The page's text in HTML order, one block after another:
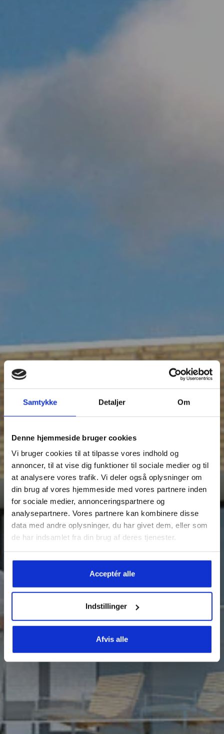
Samtykke Detaljer Om
Denne hjemmeside bruger cookies
Vi bruger cookies til at tilpasse vores indhold og
annoncer, til at vise dig funktioner til sociale medier og til
at analysere vores trafik. Vi deler også oplysninger om
din brug af vores hjemmeside med vores partnere inden
for sociale medier, annonceringspartnere og
analysepartnere. Vores partnere kan kombinere disse
data med andre oplysninger, du har givet dem, eller som
de har indsamlet fra din brug af deres tjenester.
Acceptér alle
Indstillinger
Afvis alle
16 RÆKKEVILLAER I HØRNINGPARKEN
K/S BOLIG ØSTJYLLAND
– HØRNING